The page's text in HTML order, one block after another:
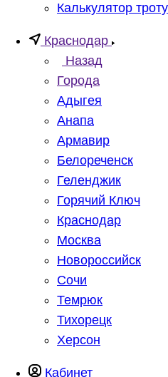
Калькулятор
Краснодар
Назад
Города
Адыгея
Анапа
Армавир
Белореченск
Геленджик
Горячий Ключ
Краснодар
Москва
Новороссийск
Сочи
Темрюк
Тихорецк
Херсон
Кабинет